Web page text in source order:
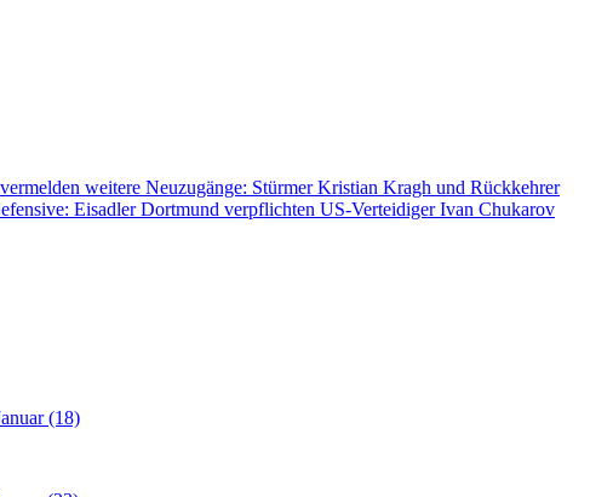
weitere Neuzugänge: Stürmer Kristian Kragh und Rückkehrer
Eisadler Dortmund verpflichten US-Verteidiger Ivan Chukarov
(18)